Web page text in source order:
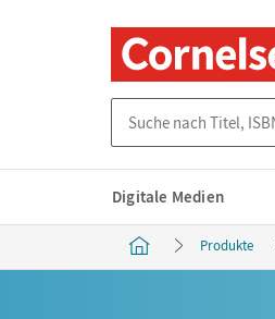
Digitale Medien
Produkte